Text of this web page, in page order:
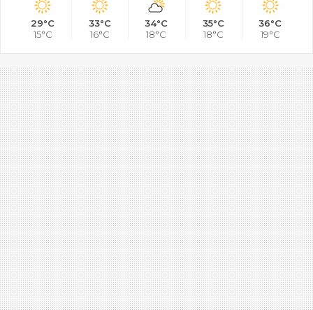
29°C
15°C
33°C
16°C
34°C
18°C
35°C
18°C
36°C
19°C